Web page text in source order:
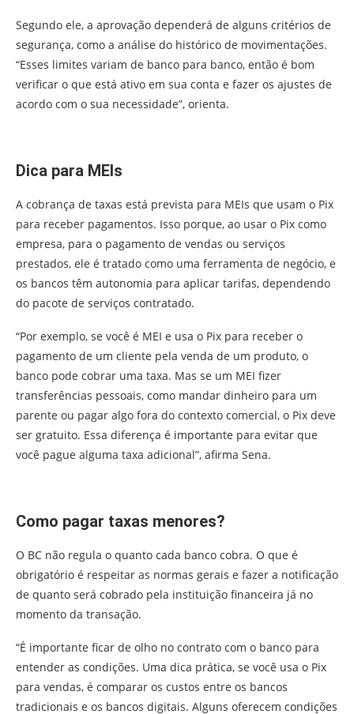
Segundo ele, a aprovação dependerá de alguns critérios de
segurança, como a análise do histórico de movimentações.
“Esses limites variam de banco para banco, então é bom
verificar o que está ativo em sua conta e fazer os ajustes de
acordo com o sua necessidade”, orienta.
Dica para MEIs
A cobrança de taxas está prevista para MEIs que usam o Pix
para receber pagamentos. Isso porque, ao usar o Pix como
empresa, para o pagamento de vendas ou serviços
prestados, ele é tratado como uma ferramenta de negócio, e
os bancos têm autonomia para aplicar tarifas, dependendo
do pacote de serviços contratado.
“Por exemplo, se você é MEI e usa o Pix para receber o
pagamento de um cliente pela venda de um produto, o
banco pode cobrar uma taxa. Mas se um MEI fizer
transferências pessoais, como mandar dinheiro para um
parente ou pagar algo fora do contexto comercial, o Pix deve
ser gratuito. Essa diferença é importante para evitar que
você pague alguma taxa adicional”, afirma Sena.
Como pagar taxas menores?
O BC não regula o quanto cada banco cobra. O que é
obrigatório é respeitar as normas gerais e fazer a notificação
de quanto será cobrado pela instituição financeira já no
momento da transação.
“É importante ficar de olho no contrato com o banco para
entender as condições. Uma dica prática, se você usa o Pix
para vendas, é comparar os custos entre os bancos
tradicionais e os bancos digitais. Alguns oferecem condições